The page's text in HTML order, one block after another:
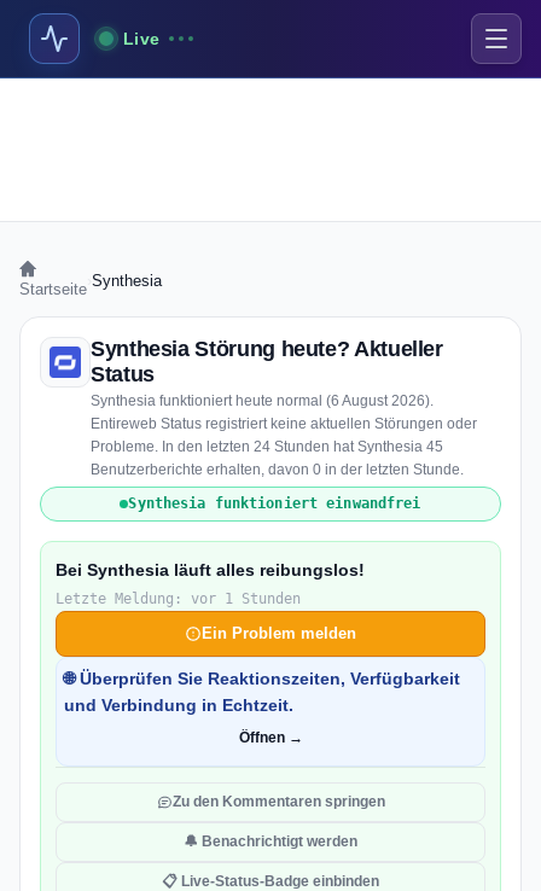
Live
Startseite Synthesia
Synthesia Störung heute? Aktueller
Status
Synthesia funktioniert heute normal (6 August 2026).
Entireweb Status registriert keine aktuellen Störungen oder
Probleme. In den letzten 24 Stunden hat Synthesia 45
Benutzerberichte erhalten, davon 0 in der letzten Stunde.
Synthesia funktioniert einwandfrei
Bei Synthesia läuft alles reibungslos!
Letzte Meldung: vor 1 Stunden
Ein Problem melden
🌐 Überprüfen Sie Reaktionszeiten, Verfügbarkeit
und Verbindung in Echtzeit.
Öffnen →
Zu den Kommentaren springen
🔔 Benachrichtigt werden
📋 Live-Status-Badge einbinden